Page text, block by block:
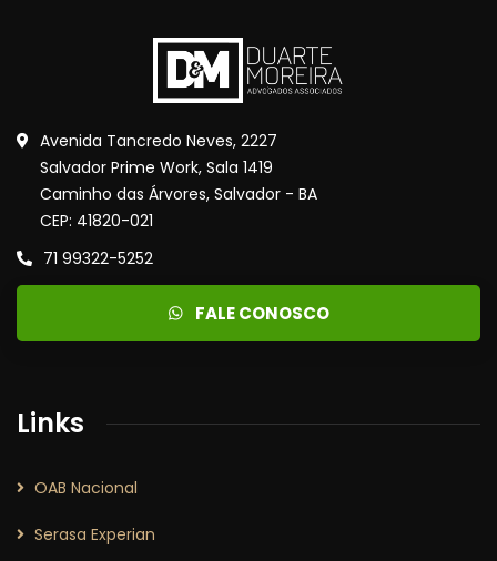
Avenida Tancredo Neves, 2227
Salvador Prime Work, Sala 1419
Caminho das Árvores, Salvador - BA
CEP: 41820-021
71 99322-5252
FALE CONOSCO
Links
OAB Nacional
Serasa Experian